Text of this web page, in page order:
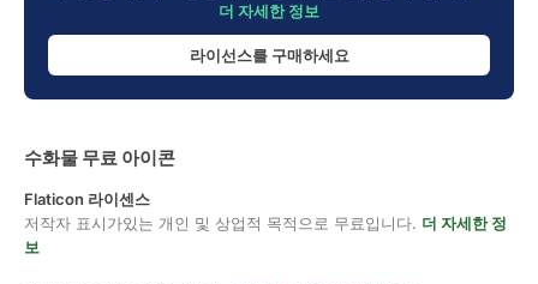
더 자세한 정보
라이선스를 구매하세요
수화물 무료 아이콘
Flaticon 라이센스
저작자 표시가있는 개인 및 상업적 목적으로 무료입니다. 더 자세한 정
보